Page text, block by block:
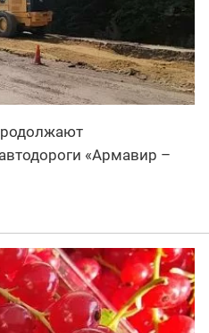
«Армавир –